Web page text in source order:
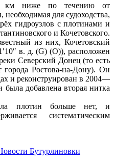
км ниже по течению от
для судоходства,
гидроузлов с плотинами и
и Кочетовского.
из них, Кочетовский
в. д. (G) (O)), расположен
Северский Донец (то есть
Ростова-на-Дону). Он
и реконструирован в 2004—
добавлена вторая нитка
плотин больше нет, и
систематическим
Бутурлиновки